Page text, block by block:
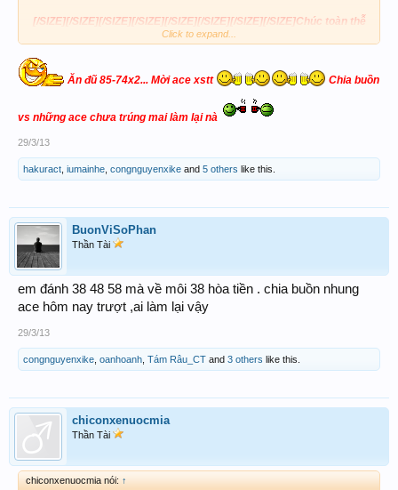
[/SIZE][/SIZE][/SIZE][/SIZE][/SIZE][/SIZE][/SIZE][/SIZE]Chúc toàn thễ
Click to expand...
Ăn đũ 85-74x2... Mời ace xstt Chia buồn
vs những ace chưa trúng mai làm lại nà
29/3/13
hakuract iumainhe congnguyenxike and 5 others like this.
BuonViSoPhan
Thần Tài
em đánh 38 48 58 mà về môi 38 hòa tiền . chia buồn nhung
ace hôm nay trượt ,ai làm lại vậy
29/3/13
congnguyenxike oanhoanh Tám Râu_CT and 3 others like this.
chiconxenuocmia
Thần Tài
chiconxenuocmia nói: ↑